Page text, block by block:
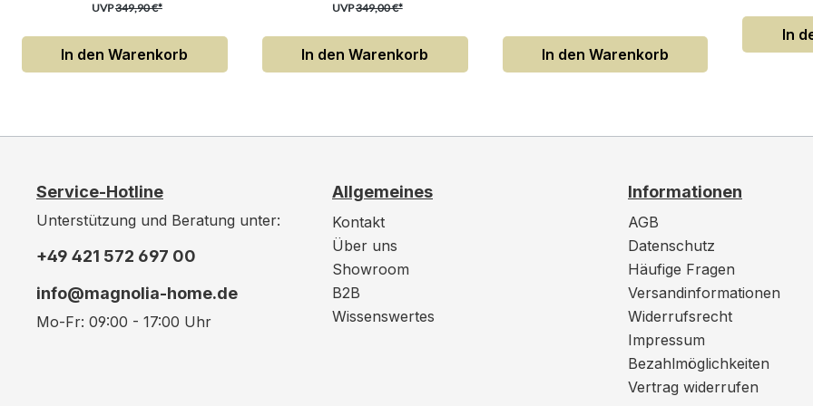
UVP349,90 €*
In den Warenkorb
UVP349,00 €*
In den Warenkorb In den Warenkorb
In
Service-Hotline
Unterstützung und Beratung unter:
+49 421 572 697 00
info@magnolia-home.de
Mo-Fr: 09:00 - 17:00 Uhr
Allgemeines
Kontakt
Über uns
Showroom
B2B
Wissenswertes
Informationen
AGB
Datenschutz
Häufige Fragen
Versandinformationen
Widerrufsrecht
Impressum
Bezahlmöglichkeiten
Vertrag widerrufen